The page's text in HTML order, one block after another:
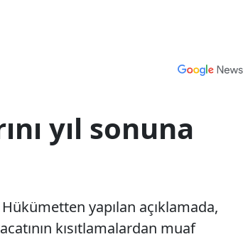
yıl sonuna
yapılan açıklamada,
kısıtlamalardan muaf